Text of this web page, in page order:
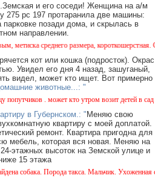
и его соседи! Женщина на а/м
275 рс 197 протаранила две машины:
позади дома, и скрылась в
направлении.
среднего размера, короткошерстная.
кот или кошка (подросток). Окрас
Увидел его дня 4 назад, зашуганый,
видел, может кто ищет. Вот примерно
животные...: "
попутчиков . может кто утром возит детей в сад
в Губернском.: "Меняю свою
квартиру с моей доплатой.
ремонт. Квартира пригодна для
мебель, которая вся новая. Меняю на
этажных высоток на Земской улице и
15 этажа
собака. Порода такса. Мальчик. Ухоженная